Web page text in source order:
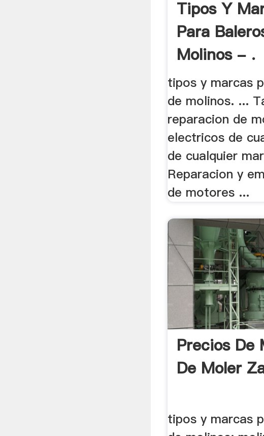
Tipos Y
Para
Molinos - .
tipos y marcas
de molinos. ...
reparacion de
electricos de
de cualquier
Reparacion y
de motores ...
Precios De
De Moler
tipos y marcas